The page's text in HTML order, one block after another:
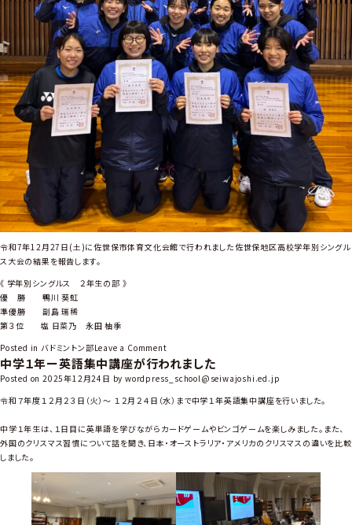
学
校
弓
道
大
会
出
場
令和7年12月27日(土)に佐世保市体育文化会館で行われました佐世保地区高校学年別シングル
ス大会の結果を報告します。
《 学年別シングルス ２年生の部 》
優 勝 鴨川 葵虹
準優勝 副島 瑞稀
第３位 塩 日菜乃 永田 柚季
Posted in バドミントン部Leave a Commento
n
高
バ
ミ
ン
ン
学
中学１年ー英語集中講座が行われました
Posted on 2025年12月24日 bywordpress_school@seiwajoshi.ed.jp
令和７年度１２月２３日（火）～ １２月２４日（水）まで中学１年英語集中講座を行いました。
中学１年生は、１日目に英単語を学びながらカードゲームやビンゴゲームを楽しみました。また、
外国のクリスマス習慣について話を聞き、日本・オーストラリア・アメリカのクリスマスの違いを比較
しました。